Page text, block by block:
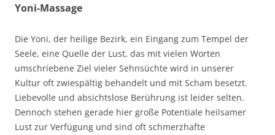
Yoni-Massage
Die Yoni, der heilige Bezirk, ein Eingang zum Tempel der
Seele, eine Quelle der Lust, das mit vielen Worten
umschriebene Ziel vieler Sehnsüchte wird in unserer
Kultur oft zwiespältig behandelt und mit Scham besetzt.
Liebevolle und absichtslose Berührung ist leider selten.
Dennoch stehen gerade hier große Potentiale heilsamer
Lust zur Verfügung und sind oft schmerzhafte